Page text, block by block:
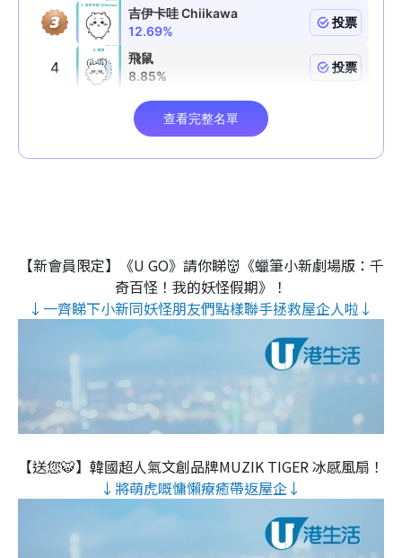
【新會員限定】《U GO》請你睇👹《蠟筆小新劇場版：千
奇百怪！我的妖怪假期》！
↓一齊睇下小新同妖怪朋友們點樣聯手拯救屋企人啦↓
【送您🐯】韓國超人氣文創品牌MUZIK TIGER 冰感風扇！
↓將萌虎嘅慵懶療癒帶返屋企↓